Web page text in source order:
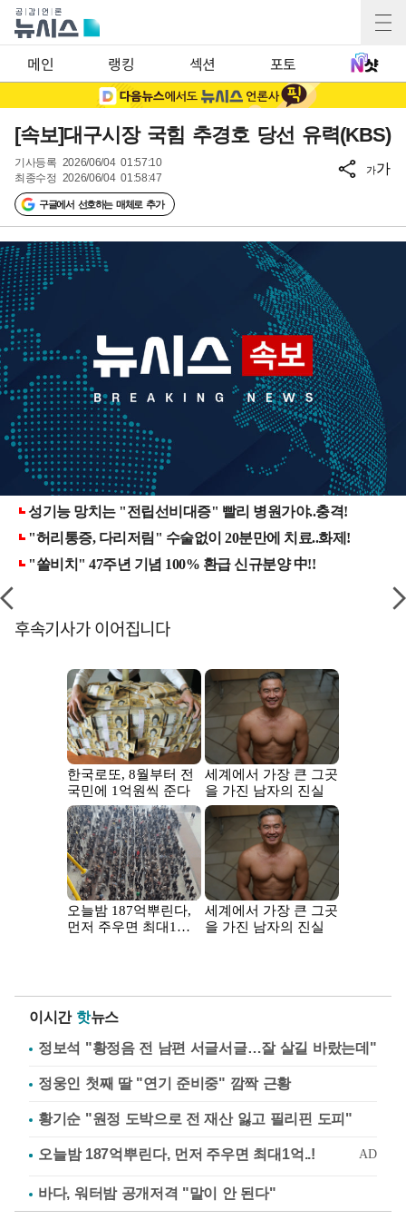
메인 랭킹 섹션 포토
[속보]대구시장 국힘 추경호 당선 유력(KBS)
기사등록 2026/06/04 01:57:10
최종수정 2026/06/04 01:58:47
구글에서 선호하는 매체로 추가
가가
후속기사가 이어집니다
이시간 핫뉴스
정보석 "황정음 전 남편 서글서글…잘 살길 바랐는데"
정웅인 첫째 딸 "연기 준비중" 깜짝 근황
황기순 "원정 도박으로 전 재산 잃고 필리핀 도피"
바다, 워터밤 공개저격 "말이 안 된다"